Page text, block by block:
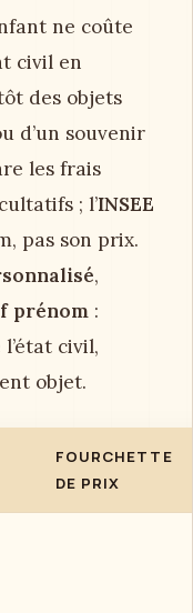
ne coûte
civil en
des objets
d’un souvenir
les frais
; l’INSEE
pas son prix.
,
prénom :
civil,
objet.
FOURCHETTE
DE PRIX